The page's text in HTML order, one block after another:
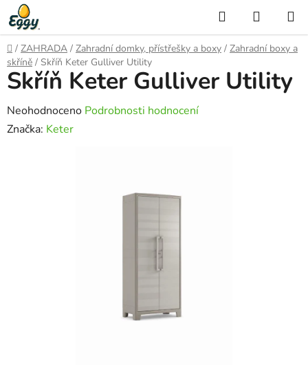
Přejít
na
obsah
Hledat
KOŠÍK
Domů
/ ZAHRADA / Zahradní domky, přístřešky a boxy / Zahradní boxy a
skříně / Skříň Keter Gulliver Utility
Skříň Keter Gulliver Utility
Průměrné
hodnocení
Neohodnoceno Podrobnosti hodnocení
Značka: Keter